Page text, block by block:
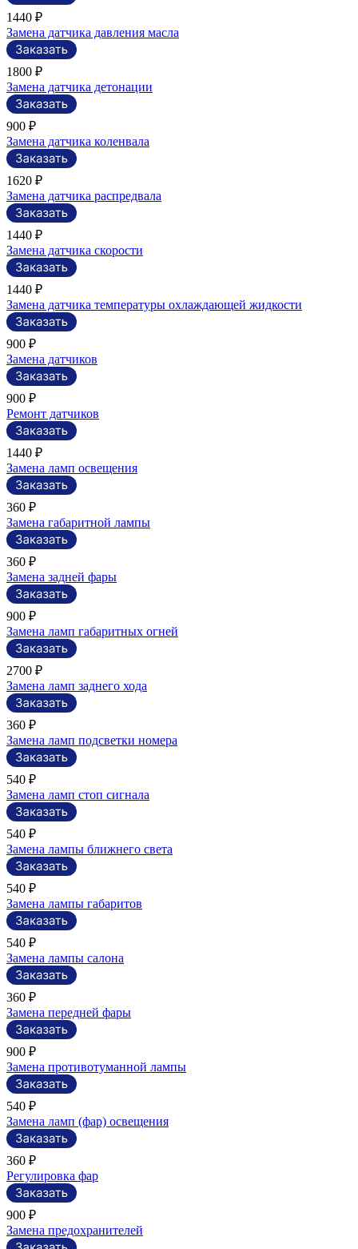
1440 ₽
Замена датчика давления масла
1800 ₽
Замена датчика детонации
900 ₽
Замена датчика коленвала
1620 ₽
Замена датчика распредвала
1440 ₽
Замена датчика скорости
1440 ₽
Замена датчика температуры охлаждающей жидкости
900 ₽
Замена датчиков
900 ₽
Ремонт датчиков
1440 ₽
Замена ламп освещения
360 ₽
Замена габаритной лампы
360 ₽
Замена задней фары
900 ₽
Замена ламп габаритных огней
2700 ₽
Замена ламп заднего хода
360 ₽
Замена ламп подсветки номера
540 ₽
Замена ламп стоп сигнала
540 ₽
Замена лампы ближнего света
540 ₽
Замена лампы габаритов
540 ₽
Замена лампы салона
360 ₽
Замена передней фары
900 ₽
Замена противотуманной лампы
540 ₽
Замена ламп (фар) освещения
360 ₽
Регулировка фар
900 ₽
Замена предохранителей